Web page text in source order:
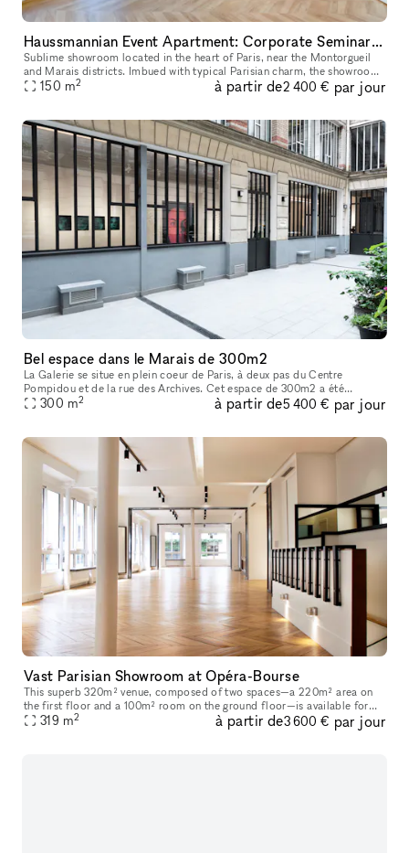
Haussmannian Event Apartment: Corporate Seminars, Conferences, Showrooms...
Sublime showroom located in the heart of Paris, near the Montorgueil
and Marais districts. Imbued with typical Parisian charm, the showroom
offers an incomparable showcase. You can rent it to highlig
150 m2 à partir de2 400 € par jour
Bel espace dans le Marais de 300m2
La Galerie se situe en plein coeur de Paris, à deux pas du Centre
Pompidou et de la rue des Archives. Cet espace de 300m2 a été
entièrement rénové en 2022 afin d’acceuillir un nouvel espace d’exposit
300 m2 à partir de5 400 € par jour
Vast Parisian Showroom at Opéra-Bourse
This superb 320m² venue, composed of two spaces—a 220m² area on
the first floor and a 100m² room on the ground floor—is available for
short-term rental to host your Showrooms, Pop-Up Stores, Temporar
319 m2 à partir de3 600 € par jour